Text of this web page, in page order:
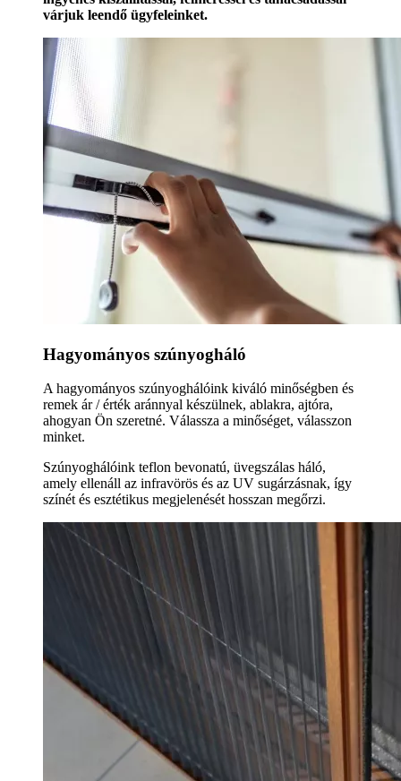
várjuk leendő ügyfeleinket.
Hagyományos szúnyogháló
A hagyományos szúnyoghálóink kiváló minőségben és
remek ár / érték aránnyal készülnek, ablakra, ajtóra,
ahogyan Ön szeretné. Válassza a minőséget, válasszon
minket.
Szúnyoghálóink teflon bevonatú, üvegszálas háló,
amely ellenáll az infravörös és az UV sugárzásnak, így
színét és esztétikus megjelenését hosszan megőrzi.